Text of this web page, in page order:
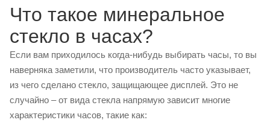
Что такое минеральное
стекло в часах?
Если вам приходилось когда-нибудь выбирать часы, то вы
наверняка заметили, что производитель часто указывает,
из чего сделано стекло, защищающее дисплей. Это не
случайно – от вида стекла напрямую зависит многие
характеристики часов, такие как: